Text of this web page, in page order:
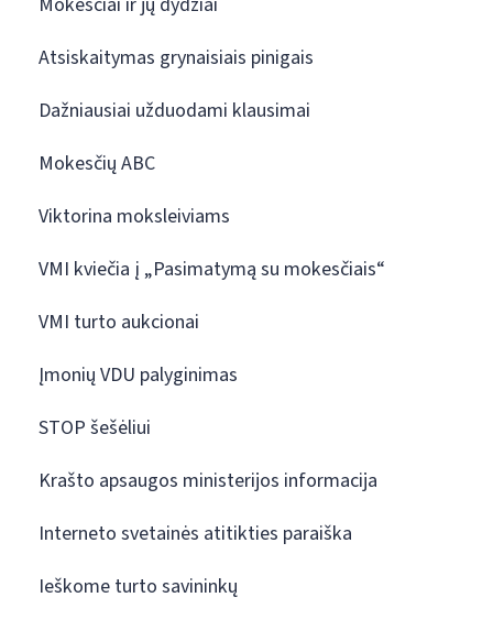
Atsiskaitymas grynaisiais pinigais
Dažniausiai užduodami klausimai
Mokesčių ABC
Viktorina moksleiviams
VMI kviečia į „Pasimatymą su mokesčiais“
VMI turto aukcionai
Įmonių VDU palyginimas
STOP šešėliui
Krašto apsaugos ministerijos informacija
Interneto svetainės atitikties paraiška
Ieškome turto savininkų